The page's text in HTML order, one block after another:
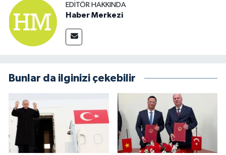
EDITÖR HAKKINDA
Haber Merkezi
Bunlar da ilginizi çekebilir